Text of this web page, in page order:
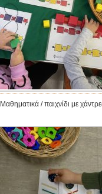
Μαθηματικά / παιχνίδι με